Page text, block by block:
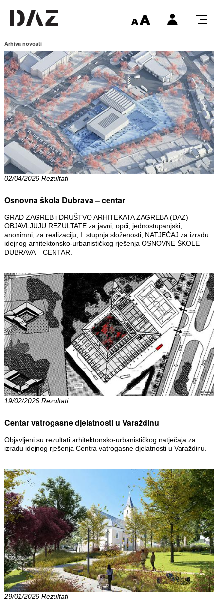
Arhiva novosti
02/04/2026 Rezultati
Osnovna škola Dubrava – centar
GRAD ZAGREB i DRUŠTVO ARHITEKATA ZAGREBA (DAZ)
OBJAVLJUJU REZULTATE za javni, opći, jednostupanjski,
anonimni, za realizaciju, I. stupnja složenosti, NATJEČAJ za izradu
idejnog arhitektonsko-urbanističkog rješenja OSNOVNE ŠKOLE
DUBRAVA – CENTAR.
19/02/2026 Rezultati
Centar vatrogasne djelatnosti u Varaždinu
Objavljeni su rezultati arhitektonsko-urbanističkog natječaja za
izradu idejnog rješenja Centra vatrogasne djelatnosti u Varaždinu.
29/01/2026 Rezultati